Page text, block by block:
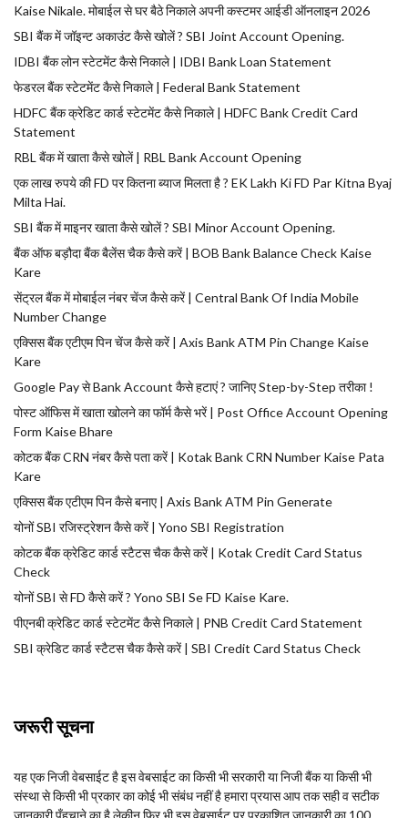
Kaise Nikale. मोबाईल से घर बैठे निकाले अपनी कस्टमर आईडी ऑनलाइन 2026
SBI बैंक में जॉइन्ट अकाउंट कैसे खोलें ? SBI Joint Account Opening.
IDBI बैंक लोन स्टेटमेंट कैसे निकाले | IDBI Bank Loan Statement
फेडरल बैंक स्टेटमेंट कैसे निकाले | Federal Bank Statement
HDFC बैंक क्रेडिट कार्ड स्टेटमेंट कैसे निकाले | HDFC Bank Credit Card
Statement
RBL बैंक में खाता कैसे खोलें | RBL Bank Account Opening
एक लाख रुपये की FD पर कितना ब्याज मिलता है ? EK Lakh Ki FD Par Kitna Byaj
Milta Hai.
SBI बैंक में माइनर खाता कैसे खोलें ? SBI Minor Account Opening.
बैंक ऑफ बड़ौदा बैंक बैलेंस चैक कैसे करें | BOB Bank Balance Check Kaise
Kare
सेंट्रल बैंक में मोबाईल नंबर चेंज कैसे करें | Central Bank Of India Mobile
Number Change
एक्सिस बैंक एटीएम पिन चेंज कैसे करें | Axis Bank ATM Pin Change Kaise
Kare
Google Pay से Bank Account कैसे हटाएं ? जानिए Step-by-Step तरीका !
पोस्ट ऑफिस में खाता खोलने का फॉर्म कैसे भरें | Post Office Account Opening
Form Kaise Bhare
कोटक बैंक CRN नंबर कैसे पता करें | Kotak Bank CRN Number Kaise Pata
Kare
एक्सिस बैंक एटीएम पिन कैसे बनाए | Axis Bank ATM Pin Generate
योनों SBI रजिस्ट्रेशन कैसे करें | Yono SBI Registration
कोटक बैंक क्रेडिट कार्ड स्टैटस चैक कैसे करें | Kotak Credit Card Status
Check
योनों SBI से FD कैसे करें ? Yono SBI Se FD Kaise Kare.
पीएनबी क्रेडिट कार्ड स्टेटमेंट कैसे निकाले | PNB Credit Card Statement
SBI क्रेडिट कार्ड स्टैटस चैक कैसे करें | SBI Credit Card Status Check
जरूरी सूचना
यह एक निजी वेबसाईट है इस वेबसाईट का किसी भी सरकारी या निजी बैंक या किसी भी
संस्था से किसी भी प्रकार का कोई भी संबंध नहीं है हमारा प्रयास आप तक सही व सटीक
जानकारी पँहुचाने का है लेकीन फिर भी इस वेबसाईट पर प्रकाशित जानकारी का 100